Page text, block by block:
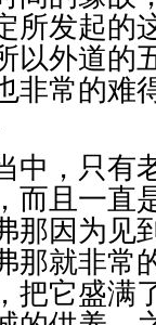
所发起的
以外道的
非常的难
中，只有
而且一直
那因为见
那就非常
把它盛满